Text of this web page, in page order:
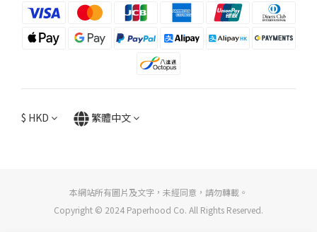
$ HKD 繁體中文
本網站所有圖片及文字，未經同意，請勿轉載。
Copyright © 2024 Paperhood Co. All Rights Reserved.